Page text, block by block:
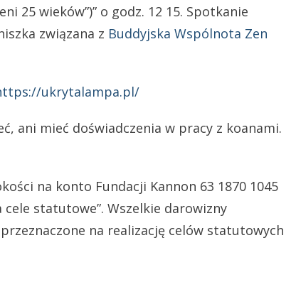
25 wieków”)” o godz. 12 15. Spotkanie
związana z Buddyjska Wspólnota Zen
ukrytalampa.pl/
ani mieć doświadczenia w pracy z koanami.
na konto Fundacji Kannon 63 1870 1045
cele statutowe”. Wszelkie darowizny
na realizację celów statutowych